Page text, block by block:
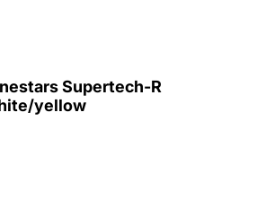
Supertech-R
yellow